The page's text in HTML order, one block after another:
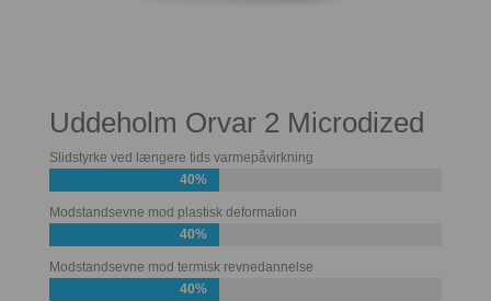
Uddeholm Orvar 2 Microdized
Slidstyrke ved længere tids varmepåvirkning
40%
Modstandsevne mod plastisk deformation
40%
Modstandsevne mod termisk revnedannelse
40%